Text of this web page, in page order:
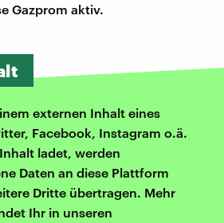
Gazprom aktiv.
externen Inhalt eines
Facebook, Instagram o.ä.
ladet, werden
Daten an diese Plattform
Dritte übertragen. Mehr
Ihr in unseren